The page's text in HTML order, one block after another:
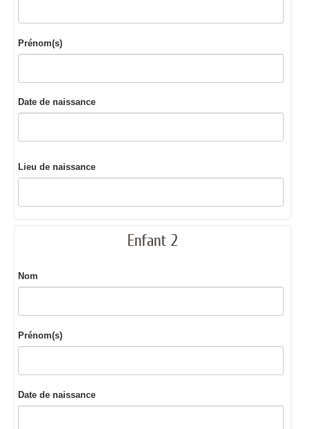
Prénom(s)
Date de naissance
Lieu de naissance
Enfant 2
Nom
Prénom(s)
Date de naissance